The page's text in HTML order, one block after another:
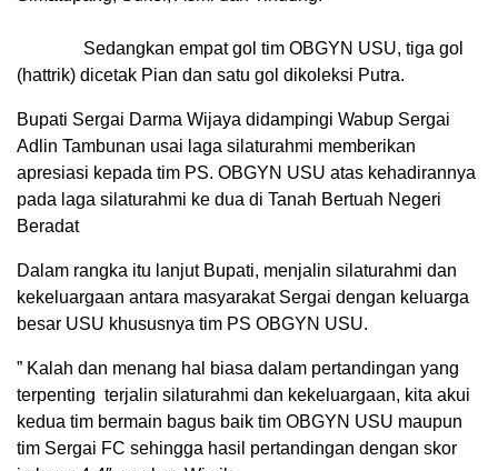
Sedangkan empat gol tim OBGYN USU, tiga gol
(hattrik) dicetak Pian dan satu gol dikoleksi Putra.
Bupati Sergai Darma Wijaya didampingi Wabup Sergai
Adlin Tambunan usai laga silaturahmi memberikan
apresiasi kepada tim PS. OBGYN USU atas kehadirannya
pada laga silaturahmi ke dua di Tanah Bertuah Negeri
Beradat
Dalam rangka itu lanjut Bupati, menjalin silaturahmi dan
kekeluargaan antara masyarakat Sergai dengan keluarga
besar USU khususnya tim PS OBGYN USU.
” Kalah dan menang hal biasa dalam pertandingan yang
terpenting terjalin silaturahmi dan kekeluargaan, kita akui
kedua tim bermain bagus baik tim OBGYN USU maupun
tim Sergai FC sehingga hasil pertandingan dengan skor